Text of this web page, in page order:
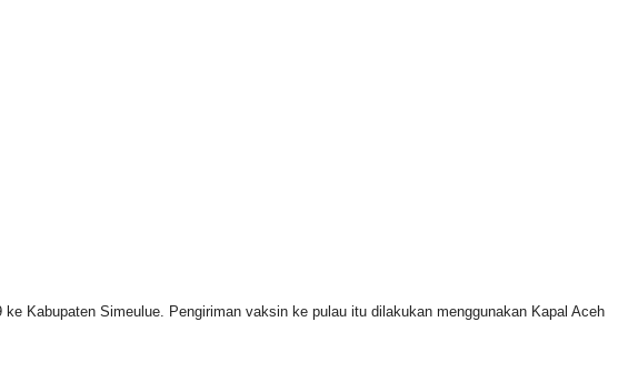
Kabupaten Simeulue. Pengiriman vaksin ke pulau itu dilakukan menggunakan Kapal Aceh